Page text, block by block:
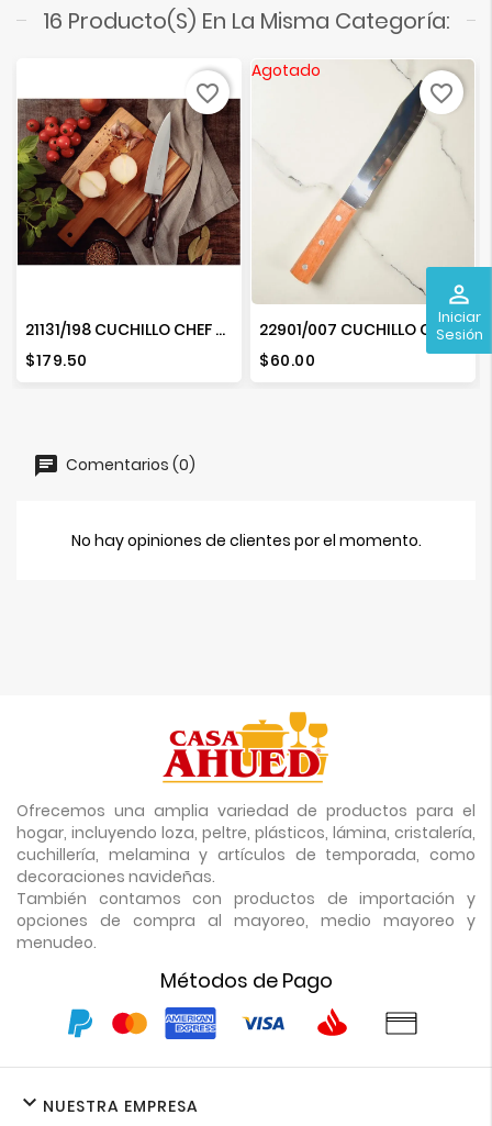
perm_identity
Iniciar
Sesión
16 Producto(s) En La Misma Categoría:
21131/198 CUCHILLO CHEF 8 POLYWOOD
Precio
$179.50
favorite_border
Agotado
22901/007 CUCHILLO COCINA 7"
Precio
$60.00
favorite_border
Comentarios (0)
No hay opiniones de clientes por el momento.
Ofrecemos una amplia variedad de productos para el
hogar, incluyendo loza, peltre, plásticos, lámina, cristalería,
cuchillería, melamina y artículos de temporada, como
decoraciones navideñas.
También contamos con productos de importación y
opciones de compra al mayoreo, medio mayoreo y
menudeo.
Métodos de Pago
NUESTRA EMPRESA
